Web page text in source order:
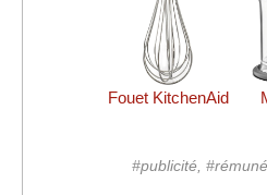
Fouet KitchenAid
#publicité,